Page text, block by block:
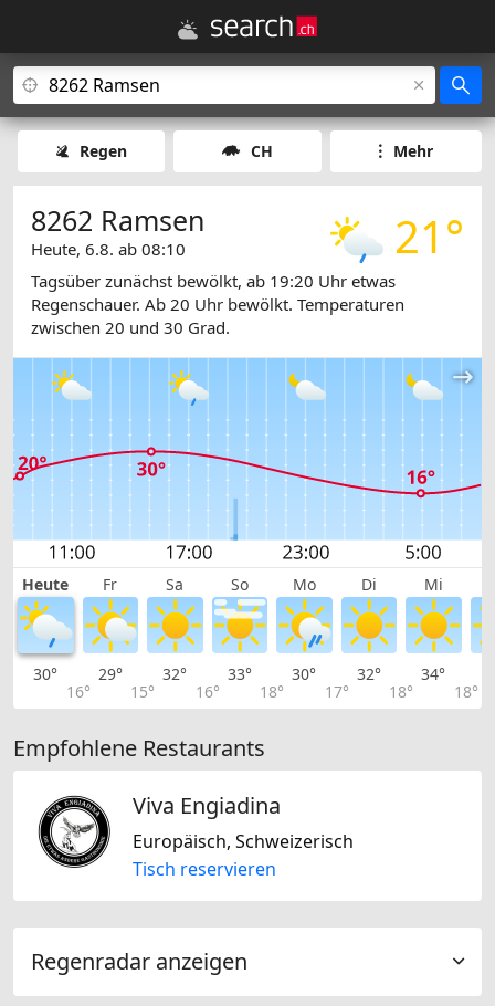
Regen CH Mehr
21°
8262 Ramsen
Heute, 6.8. ab 08:10
Tagsüber zunächst bewölkt, ab 19:20 Uhr etwas
Regenschauer. Ab 20 Uhr bewölkt. Temperaturen
zwischen 20 und 30 Grad.
Heute Fr Sa So Mo Di Mi
30°
16°
29°
15°
32°
16°
33°
18°
30°
17°
32°
18°
34°
18°
Empfohlene Restaurants
Viva Engiadina
Europäisch, Schweizerisch
Tisch reservieren
Regenradar anzeigen